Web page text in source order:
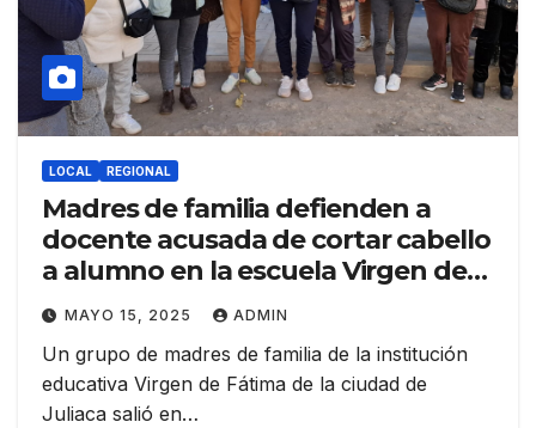
LOCAL REGIONAL
Madres de familia defienden a
docente acusada de cortar cabello
a alumno en la escuela Virgen de
Fátima de Juliaca
MAYO 15, 2025 ADMIN
Un grupo de madres de familia de la institución
educativa Virgen de Fátima de la ciudad de
Juliaca salió en…